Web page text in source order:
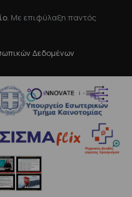
. Με επιφύλαξη παντός
Δεδομένων